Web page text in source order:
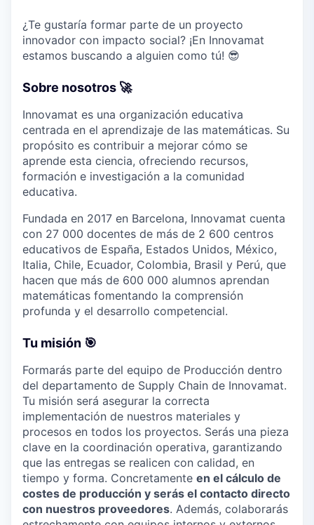
¿Te gustaría formar parte de un proyecto
innovador con impacto social? ¡En Innovamat
estamos buscando a alguien como tú! 😎
Sobre nosotros 🚀
Innovamat es una organización educativa
centrada en el aprendizaje de las matemáticas. Su
propósito es contribuir a mejorar cómo se
aprende esta ciencia, ofreciendo recursos,
formación e investigación a la comunidad
educativa.
Fundada en 2017 en Barcelona, Innovamat cuenta
con 27 000 docentes de más de 2 600 centros
educativos de España, Estados Unidos, México,
Italia, Chile, Ecuador, Colombia, Brasil y Perú, que
hacen que más de 600 000 alumnos aprendan
matemáticas fomentando la comprensión
profunda y el desarrollo competencial.
Tu misión 🎯
Formarás parte del equipo de Producción dentro
del departamento de Supply Chain de Innovamat.
Tu misión será asegurar la correcta
implementación de nuestros materiales y
procesos en todos los proyectos. Serás una pieza
clave en la coordinación operativa, garantizando
que las entregas se realicen con calidad, en
tiempo y forma. Concretamente en el cálculo de
costes de producción y serás el contacto directo
con nuestros proveedores. Además, colaborarás